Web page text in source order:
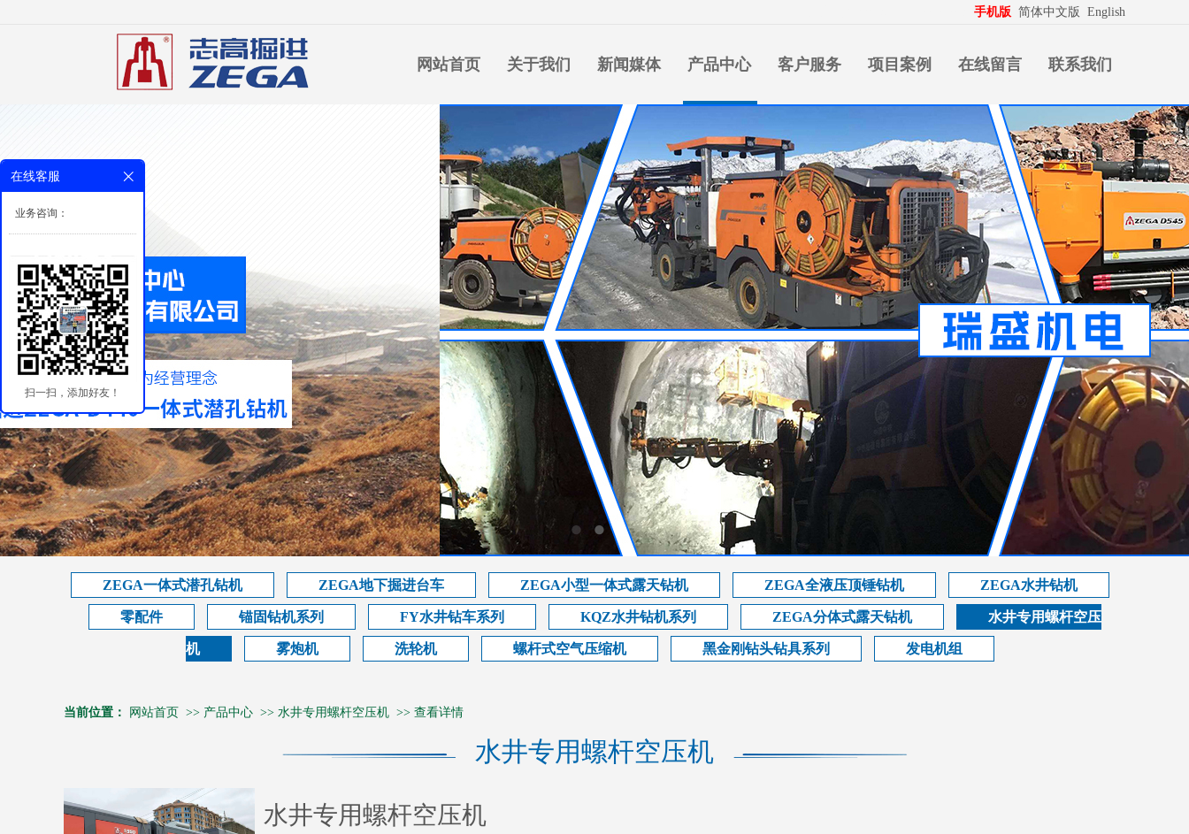
手机版 简体中文版 English
网站首页 关于我们 新闻媒体 产品中心 客户服务 项目案例 在线留言 联系我们
ZEGA一体式潜孔钻机 ZEGA地下掘进台车 ZEGA小型一体式露天钻机 ZEGA全液压顶锤钻机 ZEGA水井钻机
零配件 锚固钻机系列 FY水井钻车系列 KQZ水井钻机系列 ZEGA分体式露天钻机 水井专用螺杆空压
机 雾炮机 洗轮机 螺杆式空气压缩机 黑金刚钻头钻具系列 发电机组
当前位置： 网站首页 >> 产品中心 >> 水井专用螺杆空压机 >> 查看详情
水井专用螺杆空压机
水井专用螺杆空压机
在线客服
业务咨询：
扫一扫，添加好友！